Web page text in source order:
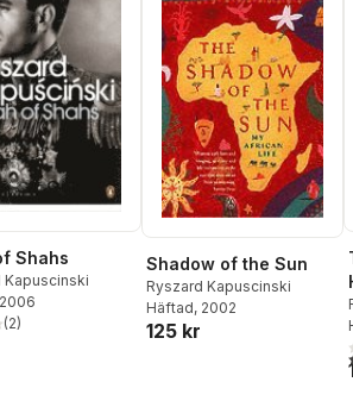
Shahs
Kapuscinski
stjärnor. Totalt antal röster:
(2)
Shadow of the Sun
Ryszard Kapuscinski
Häftad, 2002
125 kr